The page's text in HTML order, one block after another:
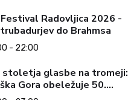
Radovljica 2026 -
do Brahmsa
- 22:00
stoletja glasbe na tromeji:
Gora obeležuje 50.
festival narodno-